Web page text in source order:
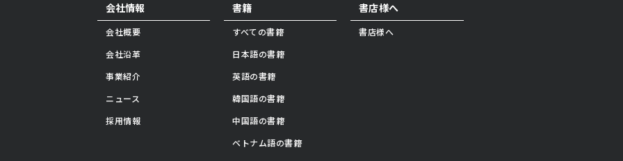
会社情報
会社概要
会社沿革
事業紹介
ニュース
採用情報
書籍
すべての書籍
日本語の書籍
英語の書籍
韓国語の書籍
中国語の書籍
ベトナム語の書籍
書店様へ
書店様へ